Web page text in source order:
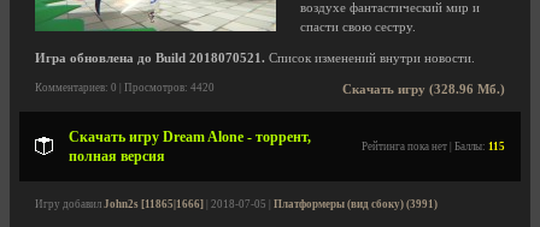
воздухе фантастический мир и
спасти свою сестру.
Игра обновлена до Build 2018070521. Список изменений внутри новости.
Скачать игру (328.96 Мб.)
Комментариев: 0 | Просмотров: 4420
Скачать игру Dream Alone - торрент,
полная версия
Рейтинга пока нет | Баллы: 115
Игру добавил John2s [11865|1666] | 2018-07-05 | Платформеры (вид сбоку) (3991)